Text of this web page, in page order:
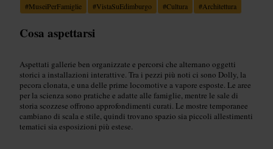
#MuseiPerFamiglie #VistaSuEdimburgo #Cultura #Architettura
Cosa aspettarsi
Aspettati gallerie ben organizzate e percorsi che alternano oggetti
storici a installazioni interattive. Tra i pezzi più noti ci sono Dolly, la
pecora clonata, e una delle prime locomotive a vapore esposte. Le aree
per la scienza sono pratiche e adatte alle famiglie, mentre le sale di
storia scozzese offrono approfondimenti curati. Le mostre temporanee
cambiano di scala e stile, quindi trovano spazio sia piccoli allestimenti
tematici sia esposizioni più estese.